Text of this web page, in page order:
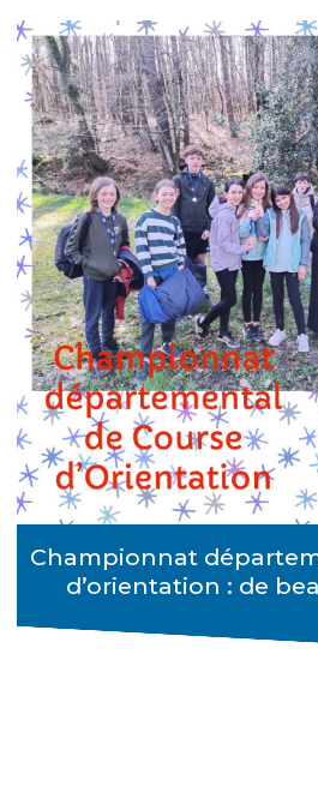
Championnat
d’orientation : de